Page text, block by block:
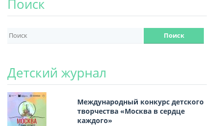
Поиск
Детский журнал
Международный конкурс детского
творчества «Москва в сердце
каждого»